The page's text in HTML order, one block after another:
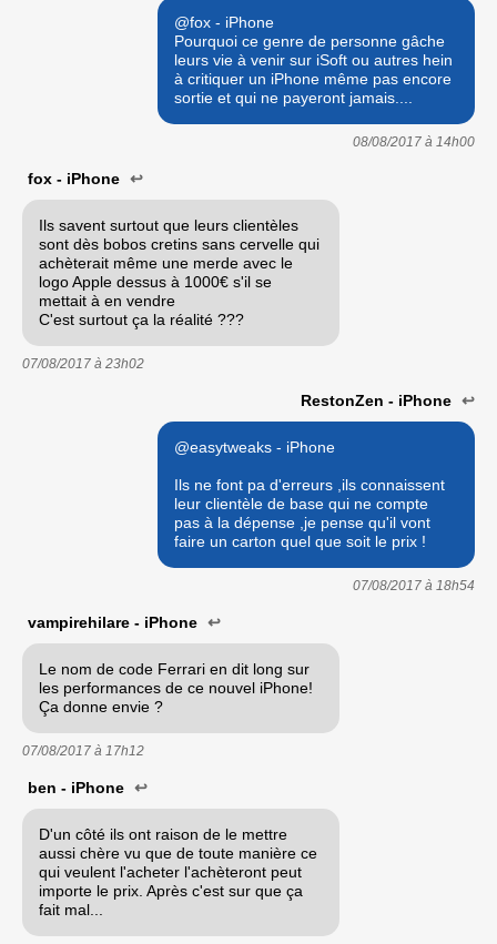
@fox - iPhone
Pourquoi ce genre de personne gâche
leurs vie à venir sur iSoft ou autres hein
à critiquer un iPhone même pas encore
sortie et qui ne payeront jamais....
08/08/2017 à 14h00
fox - iPhone ↩
Ils savent surtout que leurs clientèles
sont dès bobos cretins sans cervelle qui
achèterait même une merde avec le
logo Apple dessus à 1000€ s'il se
mettait à en vendre
C'est surtout ça la réalité ???
07/08/2017 à 23h02
RestonZen - iPhone ↩
@easytweaks - iPhone
Ils ne font pa d'erreurs ,ils connaissent
leur clientèle de base qui ne compte
pas à la dépense ,je pense qu'il vont
faire un carton quel que soit le prix !
07/08/2017 à 18h54
vampirehilare - iPhone ↩
Le nom de code Ferrari en dit long sur
les performances de ce nouvel iPhone!
Ça donne envie ?
07/08/2017 à 17h12
ben - iPhone ↩
D'un côté ils ont raison de le mettre
aussi chère vu que de toute manière ce
qui veulent l'acheter l'achèteront peut
importe le prix. Après c'est sur que ça
fait mal...